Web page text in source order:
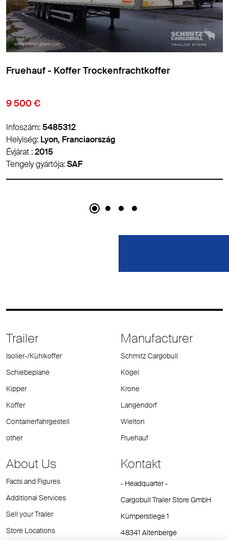
Fruehauf - Koffer Trockenfrachtkoffer
10 500 €
Infoszám:5486788
Helyiség:Lyon, Franciaország
Évjárat :2017
Tengely gyártója:-
Trailer
Isolier-/Kühlkoffer
Schiebeplane
Kipper
Koffer
Containerfahrgestell
other
Manufacturer
Schmitz Cargobull
Kögel
Krone
Langendorf
Wielton
Fruehauf
About Us
Facts and Figures
Additional Services
Sell your Trailer
Store Locations
Kontakt
- Headquarter -
Cargobull Trailer Store GmbH
Kümperstiege 1
48341 Altenberge